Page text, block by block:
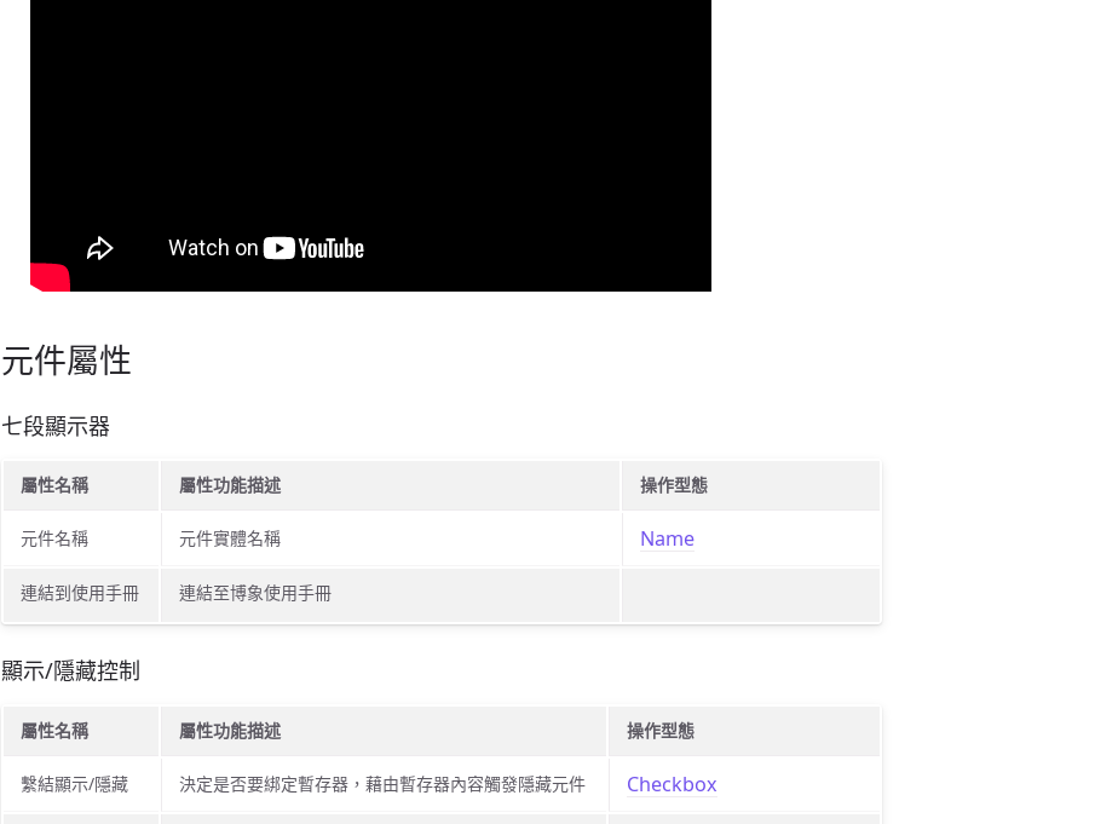
元件屬性
七段顯示器
屬性名稱 屬性功能描述 操作型態
元件名稱 元件實體名稱 Name
連結到使用手冊 連結至博象使用手冊
顯示/隱藏控制
屬性名稱 屬性功能描述 操作型態
繫結顯示/隱藏 決定是否要綁定暫存器，藉由暫存器內容觸發隱藏元件 Checkbox